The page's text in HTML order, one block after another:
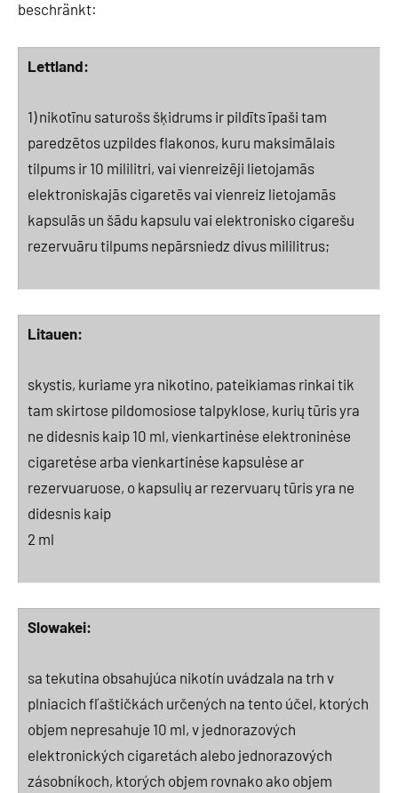
beschränkt:
Lettland:
1) nikotīnu saturošs šķidrums ir pildīts īpaši tam
paredzētos uzpildes flakonos, kuru maksimālais
tilpums ir 10 mililitri, vai vienreizēji lietojamās
elektroniskajās cigaretēs vai vienreiz lietojamās
kapsulās un šādu kapsulu vai elektronisko cigarešu
rezervuāru tilpums nepārsniedz divus mililitrus;
Litauen:
skystis, kuriame yra nikotino, pateikiamas rinkai tik
tam skirtose pildomosiose talpyklose, kurių tūris yra
ne didesnis kaip 10 ml, vienkartinėse elektroninėse
cigaretėse arba vienkartinėse kapsulėse ar
rezervuaruose, o kapsulių ar rezervuarų tūris yra ne
didesnis kaip
2 ml
Slowakei:
sa tekutina obsahujúca nikotín uvádzala na trh v
plniacich fľaštičkách určených na tento účel, ktorých
objem nepresahuje 10 ml, v jednorazových
elektronických cigaretách alebo jednorazových
zásobníkoch, ktorých objem rovnako ako objem